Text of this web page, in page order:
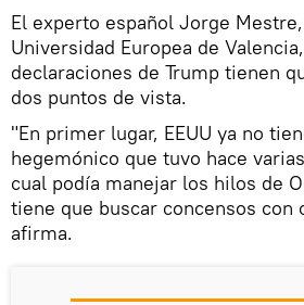
El experto español Jorge
Universidad Europea de
declaraciones de Trump tienen
dos puntos de vista.
"En primer lugar, EEUU ya no
hegemónico que tuvo hace
cual podía manejar los hilos de
tiene que buscar concensos con
afirma.